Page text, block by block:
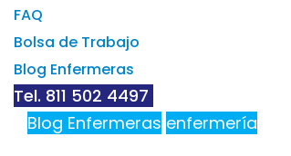
FAQ
Bolsa de Trabajo
Blog Enfermeras
Tel. 811 502 4497
Blog Enfermeras enfermería